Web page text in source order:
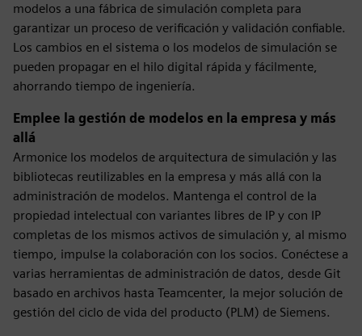
modelos a una fábrica de simulación completa para
garantizar un proceso de verificación y validación confiable.
Los cambios en el sistema o los modelos de simulación se
pueden propagar en el hilo digital rápida y fácilmente,
ahorrando tiempo de ingeniería.
Emplee la gestión de modelos en la empresa y más
allá
Armonice los modelos de arquitectura de simulación y las
bibliotecas reutilizables en la empresa y más allá con la
administración de modelos. Mantenga el control de la
propiedad intelectual con variantes libres de IP y con IP
completas de los mismos activos de simulación y, al mismo
tiempo, impulse la colaboración con los socios. Conéctese a
varias herramientas de administración de datos, desde Git
basado en archivos hasta Teamcenter, la mejor solución de
gestión del ciclo de vida del producto (PLM) de Siemens.